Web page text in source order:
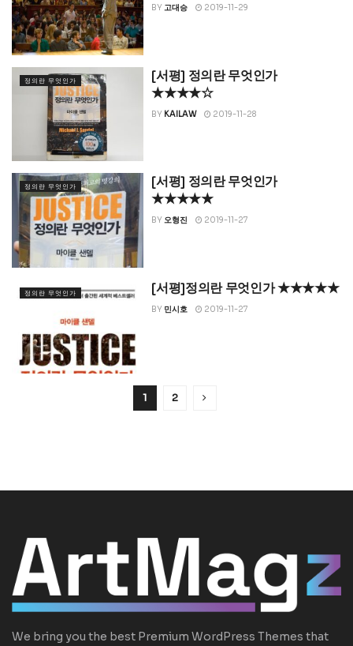
BY고대승 2019-11-29
정의란 무엇인가
[서평] 정의란 무엇인가
★★★★☆
BY KAILAW 2019-11-28
정의란 무엇인가
[서평] 정의란 무엇인가
★★★★★
BY오형진 2019-11-27
정의란 무엇인가 [서평]정의란 무엇인가 ★★★★★
BY 민시호 2019-11-27
1 2
We bring you the best Premium WordPress Themes that